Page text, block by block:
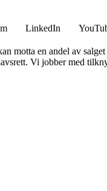
LinkedIn
motta en andel av
Vi jobber med